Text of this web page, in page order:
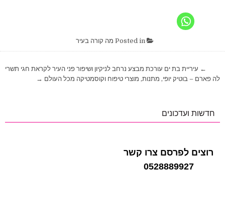
מה קורה בעיר
ניווט← עיריית בת ים עורכת מבצע נרחב לניקיון ושיפור פני העיר לקראת חגי תשרי
לה פארם – בוטיק יופי, מתנות, מוצרי טיפוח וקוסמטיקה מכל העולם →
חדשות ועדכונים
רוצים לפרסם צרו קשר
0528889927